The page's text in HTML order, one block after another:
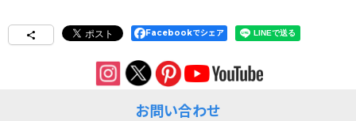
Facebookでシェア
お問い合わせ